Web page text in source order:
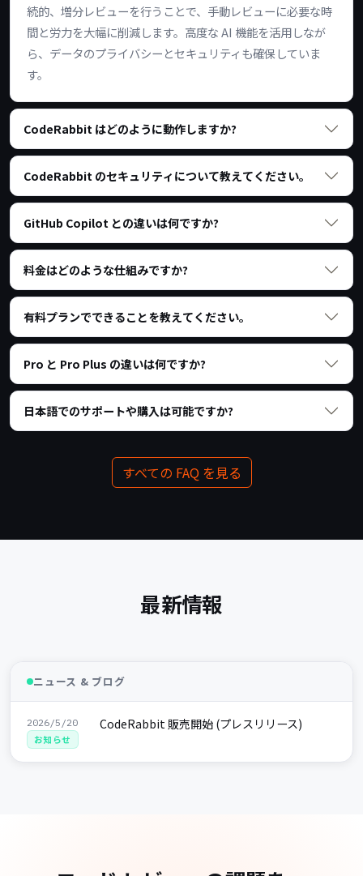
続的、増分レビューを行うことで、手動レビューに必要な時
間と労力を大幅に削減します。高度な AI 機能を活用しなが
ら、データのプライバシーとセキュリティも確保していま
す。
CodeRabbit はどのように動作しますか?
CodeRabbit のセキュリティについて教えてください。
GitHub Copilot との違いは何ですか?
料金はどのような仕組みですか?
有料プランでできることを教えてください。
Pro と Pro Plus の違いは何ですか?
日本語でのサポートや購入は可能ですか?
すべての FAQ を見る
最新情報
ニュース & ブログ
2026/5/20
お知らせ
CodeRabbit 販売開始 (プレスリリース)